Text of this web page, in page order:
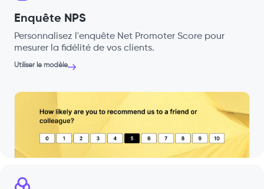
Enquête NPS
Personnalisez l'enquête Net Promoter Score pour
mesurer la fidélité de vos clients.
Utiliser le modèle